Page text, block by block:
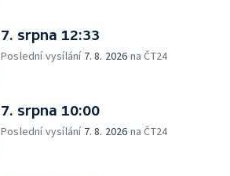
7. srpna 12:33
Poslední vysílání 7. 8. 2026 na ČT24
7. srpna 10:00
Poslední vysílání 7. 8. 2026 na ČT24